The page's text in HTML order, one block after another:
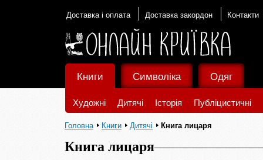
Доставка і оплата Доставка закордон Контакти
Книги
Художні Дитячі Історія Публіцистичні
Символіка Одяг
Головна Книги Дитячі Книга лицаря
Книга лицаря